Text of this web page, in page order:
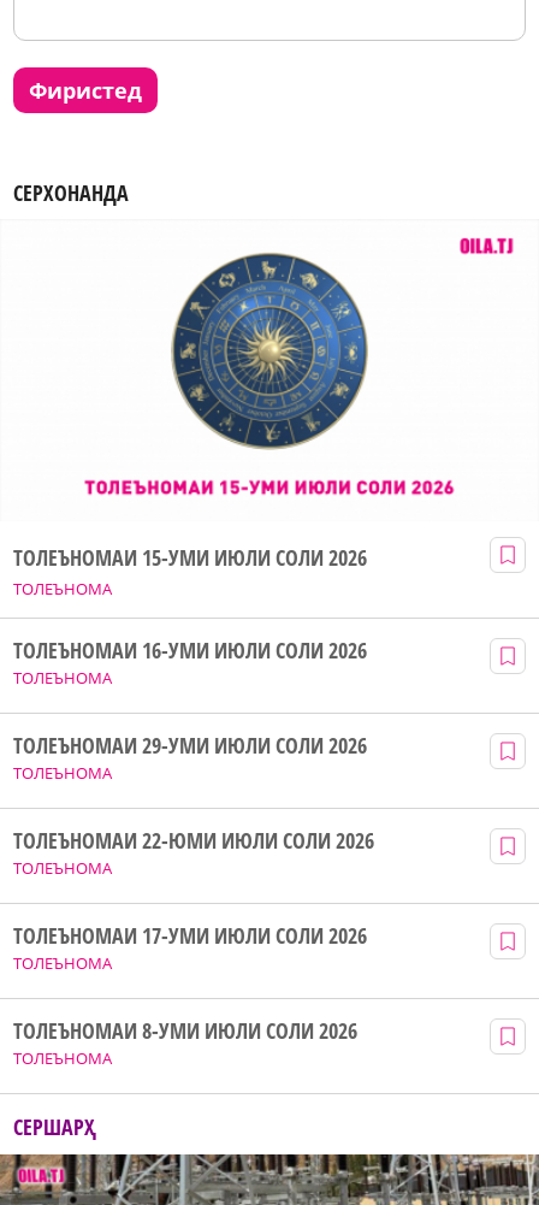
фиристед
СЕРХОНАНДА
ТОЛЕЪНОМА
ТОЛЕЪНОМАИ 15-УМИ ИЮЛИ СОЛИ 2026
ТОЛЕЪНОМА
ТОЛЕЪНОМАИ 16-УМИ ИЮЛИ СОЛИ 2026
ТОЛЕЪНОМА
ТОЛЕЪНОМАИ 29-УМИ ИЮЛИ СОЛИ 2026
ТОЛЕЪНОМА
ТОЛЕЪНОМАИ 22-ЮМИ ИЮЛИ СОЛИ 2026
ТОЛЕЪНОМА
ТОЛЕЪНОМАИ 17-УМИ ИЮЛИ СОЛИ 2026
ТОЛЕЪНОМА
ТОЛЕЪНОМАИ 8-УМИ ИЮЛИ СОЛИ 2026
СЕРШАРҲ